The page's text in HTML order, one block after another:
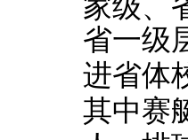
家级、
省一级
进省体
其中赛